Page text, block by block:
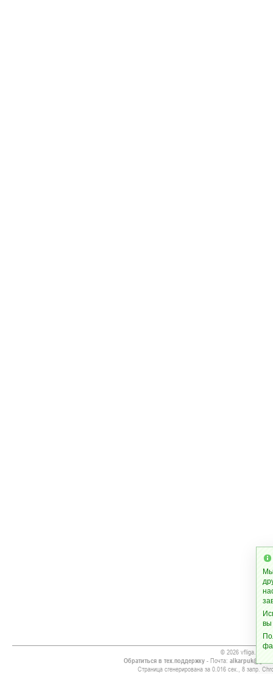
© 2026 vfliga.com
Обратиться в тех.поддержку- Почта:
Страница сгенерирована за 0.016 сек., 8 запр.
вы